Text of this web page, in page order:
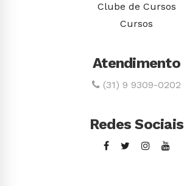
Clube de Cursos
Cursos
Atendimento
(31) 9 9309-0202
Redes Sociais